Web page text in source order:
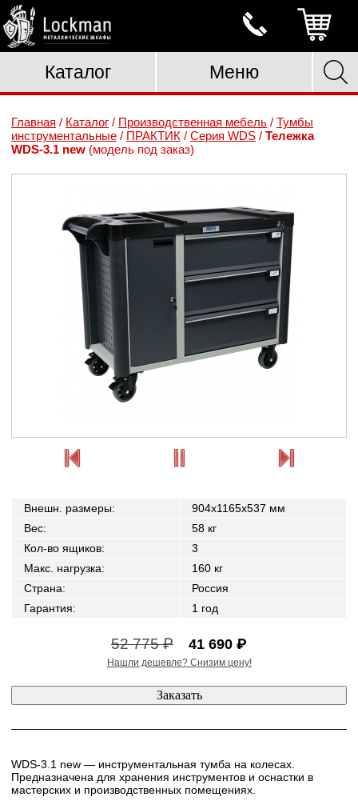
Каталог Меню
Главная / Каталог / Производственная мебель / Тумбы
инструментальные / ПРАКТИК / Серия WDS / Тележка
WDS-3.1 new (модель под заказ)
Внешн. размеры:
904x1165x537 мм
Вес:
58 кг
Кол-во ящиков:
3
Макс. нагрузка:
160 кг
Страна:
Россия
Гарантия: 1 год
52 775 ₽ 41 690 ₽
Нашли дешевле? Снизим цену!
WDS-3.1 new — инструментальная тумба на колесах.
Предназначена для хранения инструментов и оснастки в
мастерских и производственных помещениях.